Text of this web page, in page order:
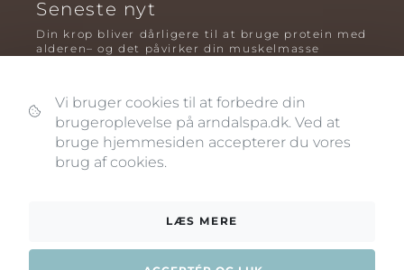
Seneste nyt
Din krop bliver dårligere til at bruge protein med
alderen– og det påvirker din muskelmasse
Plyometrisk træning: hvorfor hop kan være noget
af det mest oversete for knogler og power – før
og efter overgangsalderen
Vi bruger cookies til at forbedre din
brugeroplevelse på arndalspa.dk. Ved at
bruge hjemmesiden accepterer du vores
brug af cookies.
LÆS MERE